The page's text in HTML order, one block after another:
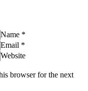
Name *
Email *
Website
browser for the next